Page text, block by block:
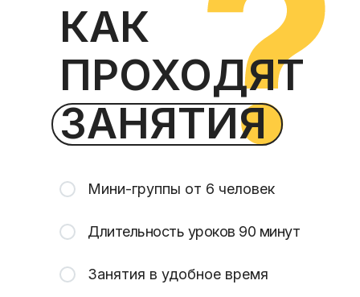
КАК
ПРОХОДЯТ
ЗАНЯТИЯ
Мини-группы от 6 человек
Длительность уроков 90 минут
Занятия в удобное время